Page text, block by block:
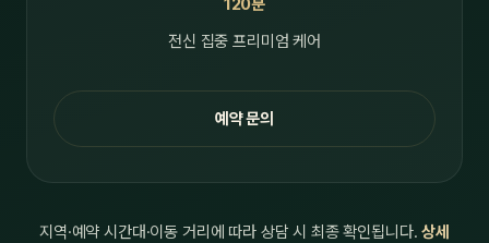
120분
전신 집중 프리미엄 케어
예약 문의
지역·예약 시간대·이동 거리에 따라 상담 시 최종 확인됩니다.상세